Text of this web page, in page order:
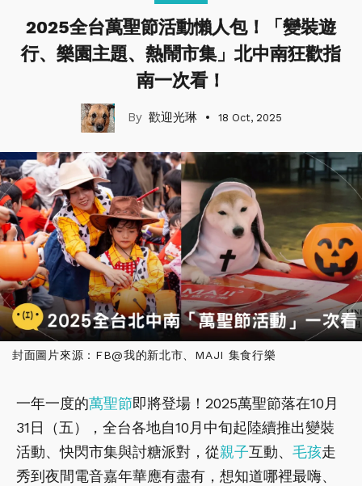
2025全台萬聖節活動懶人包！「變裝遊
行、樂園主題、熱鬧市集」北中南狂歡指
南一次看！
歡迎光琳 18 Oct, 2025
封面圖片來源：FB@我的新北市、MAJI 集食行樂
一年一度的萬聖節即將登場！2025萬聖節落在10月
31日（五），全台各地自10月中旬起陸續推出變裝
活動、快閃市集與討糖派對，從親子互動、 毛孩走
秀到夜間電音嘉年華應有盡有，想知道哪裡最嗨、